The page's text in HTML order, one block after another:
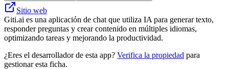
Sitio web
Giti.ai es una aplicación de chat que utiliza IA para generar texto,
responder preguntas y crear contenido en múltiples idiomas,
optimizando tareas y mejorando la productividad.
¿Eres el desarrollador de esta app? Verifica la propiedad para
gestionar esta ficha.